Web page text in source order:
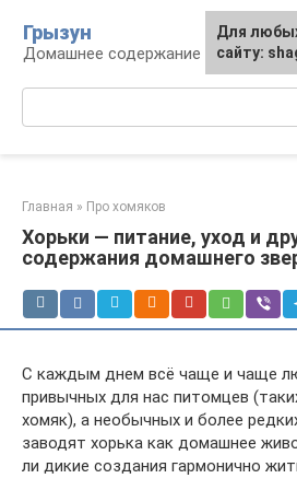
контенту
Грызун
Домашнее содержание грызунов
Главная » Про хомяков
Хорьки — питание, уход и
содержания домашнего
С каждым днем всё чаще и чаще
привычных для нас питомцев
хомяк), а необычных и более
заводят хорька как домашнее
ли дикие создания гармонично
Для
сайту: